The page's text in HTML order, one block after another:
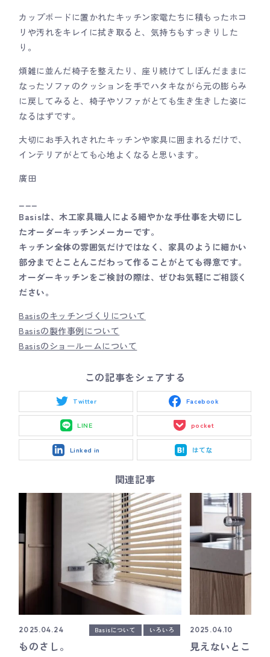
カップボードに置かれたキッチン家電たちに積もったホコ
リや汚れをキレイに拭き取ると、気持ちもすっきりした
り。
煩雑に並んだ椅子を整えたり、座り続けてしぼんだままに
なったソファのクッションを手でハタキながら元の膨らみ
に戻してみると、椅子やソファがとても生き生きした姿に
なるはずです。
大切にお手入れされたキッチンや家具に囲まれるだけで、
インテリアがとても心地よくなると思います。
廣田
Basisは、木工家具職人による細やかな手仕事を大切にし
たオーダーキッチンメーカーです。
キッチン全体の雰囲気だけではなく、家具のように細かい
部分までとことんこだわって作ることがとても得意です。
オーダーキッチンをご検討の際は、ぜひお気軽にご相談く
ださい。
Basisのキッチンづくりについて
Basisの製作事例について
Basisのショールームについて
この記事をシェアする
Twitter Facebook
LINE pocket
Linked in はてな
関連記事
2025.04.24 Basisについて いろいろ
ものさし。
2025.04.10
見えないところ